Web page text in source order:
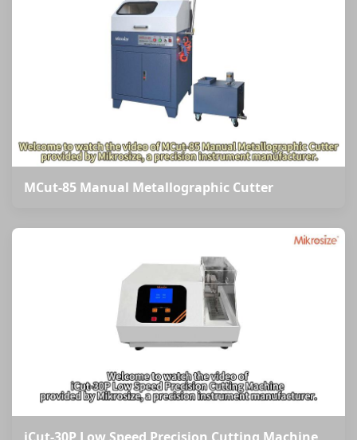
MCut-85 Manual Metallographic Cutter
iCut-30P Low Speed Precision Cutting Machine